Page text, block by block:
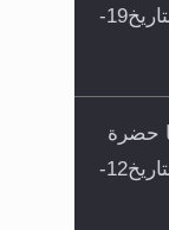
أمير المؤمنين أيده الله بتاريخ19-
حضرة
أمير المؤمنين أيده الله بتاريخ12-